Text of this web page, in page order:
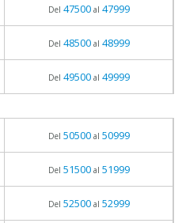
Del 47500al 47999
Del 48500al 48999
Del 49500al 49999
Del 50500al 50999
Del 51500al 51999
Del 52500al 52999